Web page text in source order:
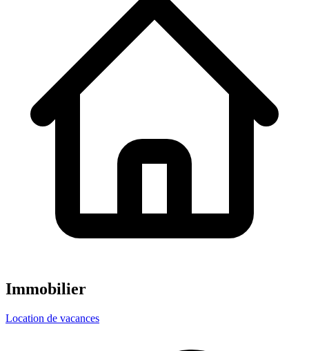
Immobilier
Location de vacances